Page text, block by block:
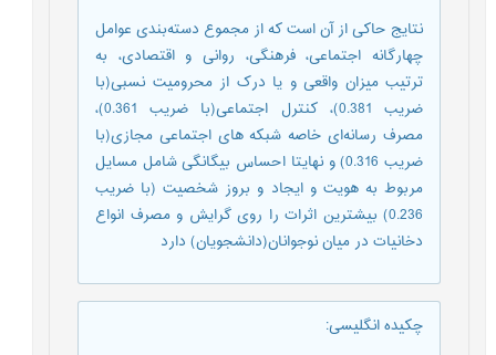
نتایج حاکی از آن است که از مجموع دسته‌بندی عوامل
چهارگانه اجتماعی، فرهنگی، روانی و اقتصادی، به
ترتیب میزان واقعی و یا درک از محرومیت نسبی(با
ضریب 0.381)، کنترل اجتماعی(با ضریب 0.361)،
مصرف رسانه‌ای خاصه شبکه های اجتماعی مجازی(با
ضریب 0.316) و نهایتا احساس بیگانگی شامل مسایل
مربوط به هویت و ایجاد و بروز شخصیت (با ضریب
0.236) بیشترین اثرات را روی گرایش و مصرف انواع
دخانیات در میان نوجوانان(دانشجویان) دارد
چکیده انگلیسی: